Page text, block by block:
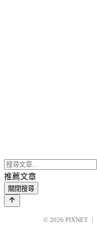
推薦文章
關閉搜尋
© 2026 PIXNET